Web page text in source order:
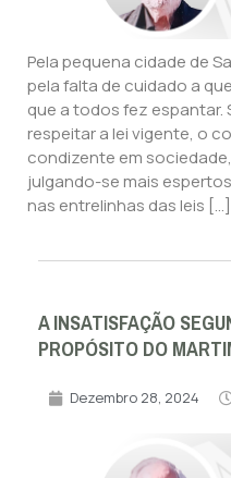
Pela pequena cidade de
pela falta de cuidado a
que a todos fez espantar.
respeitar a lei vigente, o
condizente em
julgando-se mais
nas entrelinhas das leis […]
A INSATISFAÇÃO
PROPÓSITO DO
Dezembro 28, 2024